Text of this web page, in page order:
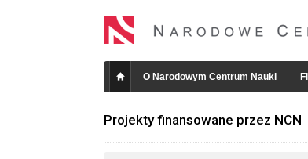
O Narodowym Centrum Nauki
Projekty finansowane przez NCN